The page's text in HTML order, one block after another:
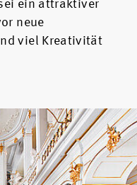
ein attraktiver
neue
viel Kreativität